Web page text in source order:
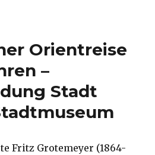
Orientreise
–
Stadt
Fritz Grotemeyer (1864-